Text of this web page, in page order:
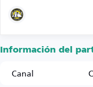
Información del
Canal